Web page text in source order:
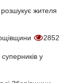
жителя
2852
у